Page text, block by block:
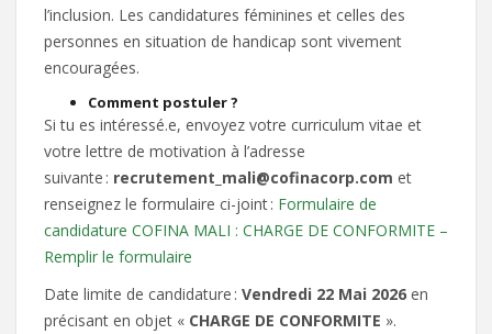
l’inclusion. Les candidatures féminines et celles des
personnes en situation de handicap sont vivement
encouragées.
Comment postuler ?
Si tu es intéressé.e, envoyez votre curriculum vitae et
votre lettre de motivation à l’adresse
suivante : recrutement_mali@cofinacorp.com et
renseignez le formulaire ci-joint : Formulaire de
candidature COFINA MALI : CHARGE DE CONFORMITE –
Remplir le formulaire
Date limite de candidature : Vendredi 22 Mai 2026 en
précisant en objet « CHARGE DE CONFORMITE ».